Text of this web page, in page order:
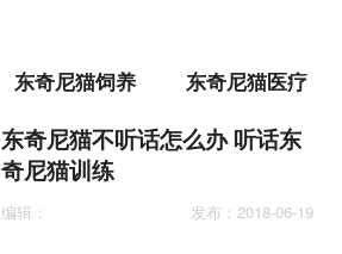
东奇尼猫饲养 东奇尼猫医疗
东奇尼猫不听话怎么办 听话东
奇尼猫训练
编辑： 发布：2018-06-19